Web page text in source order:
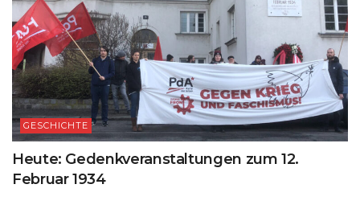
GESCHICHTE
Heute: Gedenkveranstaltungen zum 12.
Februar 1934